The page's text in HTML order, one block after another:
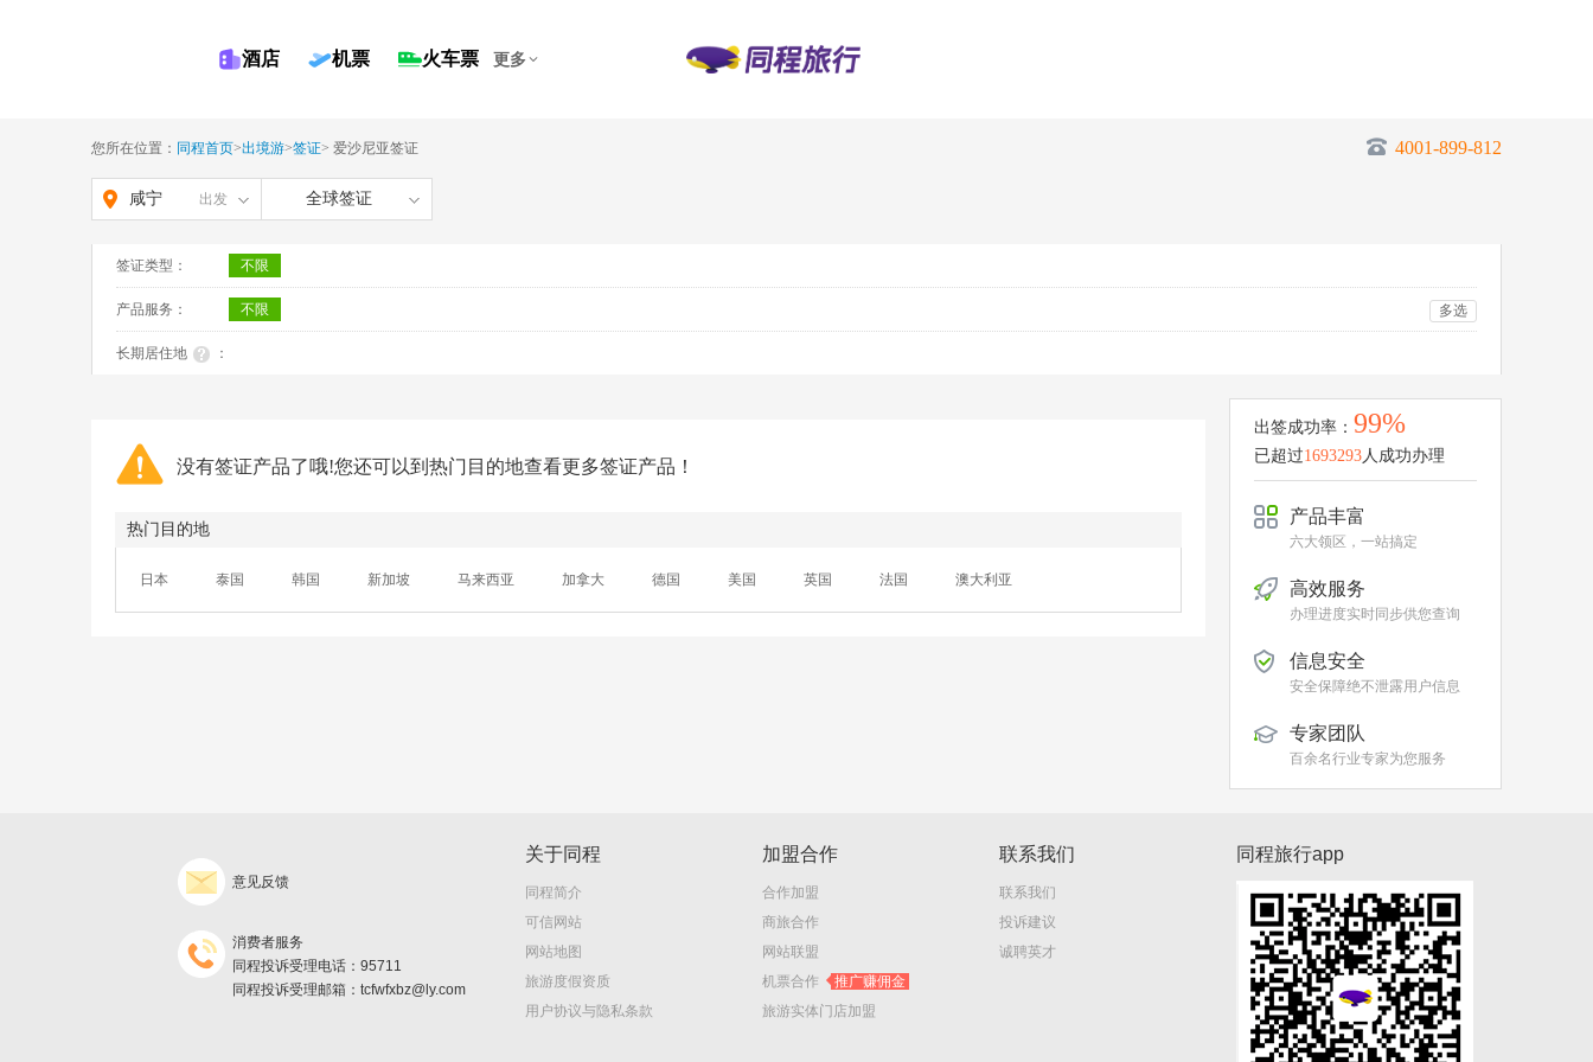
酒店 机票 火车票 更多
您所在位置： 同程首页>出境游>签证> 爱沙尼亚签证 4001-899-812
咸宁 出发 全球签证
签证类型： 不限
产品服务： 不限 多选
长期居住地 ：
没有签证产品了哦!您还可以到热门目的地查看更多签证产品！
热门目的地
日本 泰国 韩国 新加坡 马来西亚 加拿大 德国 美国 英国 法国 澳大利亚
出签成功率： 99%
已超过1693293人成功办理
产品丰富
六大领区，一站搞定
高效服务
办理进度实时同步供您查询
信息安全
安全保障绝不泄露用户信息
专家团队
百余名行业专家为您服务
意见反馈
消费者服务
同程投诉受理电话：95711
同程投诉受理邮箱：tcfwfxbz@ly.com
关于同程
同程简介
可信网站
网站地图
旅游度假资质
用户协议与隐私条款
加盟合作
合作加盟
商旅合作
网站联盟
机票合作
推广赚佣金
旅游实体门店加盟
联系我们
联系我们
投诉建议
诚聘英才
同程旅行app